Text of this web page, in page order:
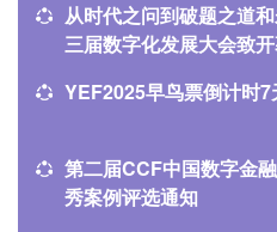
从时代之问到破题之道
三届数字化发展大会致
YEF2025早鸟票倒计时7
第二届CCF中国数字金
秀案例评选通知